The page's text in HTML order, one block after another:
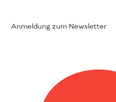
Anmeldung zum Newsletter